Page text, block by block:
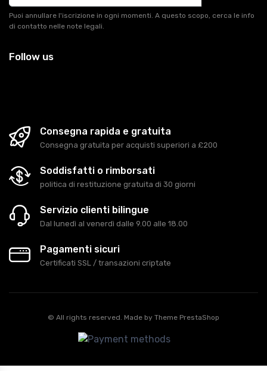
Puoi annullare l'iscrizione in ogni momenti. A questo scopo, cerca le info
di contatto nelle note legali.
Follow us
Consegna rapida e gratuita
Consegna gratuita per acquisti superiori a £200
Soddisfatti o rimborsati
politica di restituzione gratuita di 30 giorni
Servizio clienti bilingue
Dal lunedì al venerdì dalle 9.00 alle 18.00
Pagamenti sicuri
Certificati SSL / transazioni criptate
© All rights reserved. Made by Theme PrestaShop